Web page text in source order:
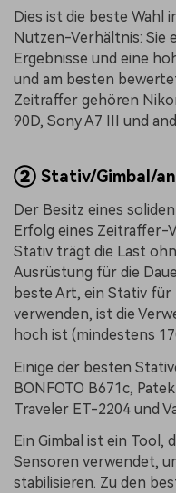
Dies ist die beste Wahl
Nutzen-Verhältnis: Sie
Ergebnisse und eine
und am besten
Zeitraffer gehören
90D, Sony A7 III und
② Stativ/Gimbal/
Der Besitz eines
Erfolg eines Zeitraffer-
Stativ trägt die Last
Ausrüstung für die
beste Art, ein Stativ
verwenden, ist die
hoch ist (mindestens
Einige der besten
BONFOTO B671c,
Traveler ET-2204 und
Ein Gimbal ist ein
Sensoren verwendet,
stabilisieren. Zu den